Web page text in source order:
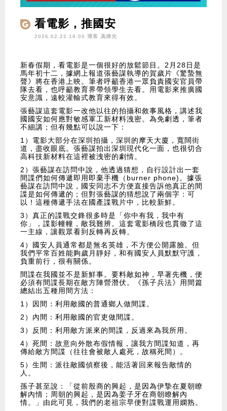
看電影，推國安
2026.02.22 16:00 博客 馮煒光
新春假期，看電影是一個很好的放鬆節目。2月28日是
馬年初十二，據網上報道張藝謀執導的賀歲片《驚蟄無
聲》將在香港上映。筆者呼籲香港一眾負責國安官員帶
隊去看，也呼籲教育界帶領學生去看。用電影來推廣國
安意識，遠較灌輸式教育來得有效。
張藝謀這套電影一改他以往的拍攝和敘事風格，講述我
國國安如何應對敏感軍工新材料洩密。為免劇透，筆者
不細講；但有幾點可以說一下：
1）電影大部分在深圳拍攝，深圳的摩天大廈，寬闊街
道，盡收眼底。張藝謀拍出深圳現代化一面，也很切合
高科技新材料在這裡被洩密的劇情。
2）張藝謀在訪問中說，他透過猜想，自行設計出一套
間諜們如何傳遞即用即棄手機（burner phone)。據張
藝謀在訪問中說，國安同志不方便直接告訴他真正的間
諜是如何傳遞的；但對張藝謀的猜想說了兩個字：可
以！這種傳遞手法在國產諜戰片中，比較新鮮。
3）真正的諜戰交鋒很多時是「你中有我，我中有
你」，諜影幢幢，敵我難辨。這套電影橋段也貫徹了這
一主線，讓觀眾看到反轉再反轉。
4）國安人員通常都是無名英雄，不方便公開露臉。但
我們平常百姓能夠歲月靜好，和有國安人員默默守護，
負重前行，很有關係。
間諜在我國並不是新鮮事。要料敵如神，早著先機，便
必須有間諜長期在敵方陣營潛伏。《孫子兵法》用間篇
總結出五種用間方法：
1）因間：利用敵國的普通鄉人做間諜。
2）內間：利用敵國的官吏做間諜。
3）反間：利用敵方派來的間諜，反過來為我所用。
4）死間：故意向外散布假情報，讓我方間諜知道，再
傳給敵方間諜（往往會被敵人處死，故稱死間）。
5）生間：派往敵國偵察後，能活著回來報告敵情的
人。
孫子甚至說：「從前殷商的興起，是因為伊摯在夏朝瞭
解內情；周朝的興起，是因為姜子牙在商朝瞭解內
情。」由此可見，我們的老祖宗早便對諜戰運用嫻熟。